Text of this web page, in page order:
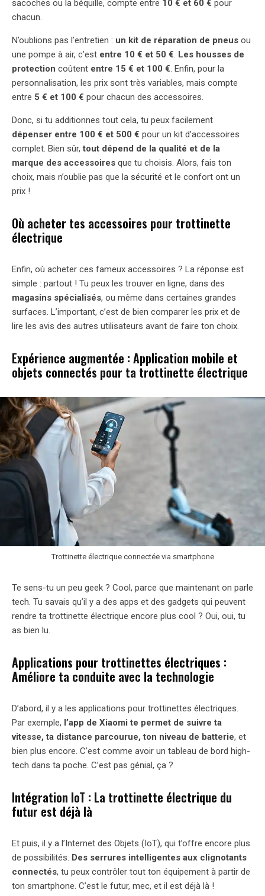
sacoches ou la béquille, compte entre 10 € et 60 € pour
chacun.
N’oublions pas l’entretien : un kit de réparation de pneus ou
une pompe à air, c’est entre 10 € et 50 €. Les housses de
protection coûtent entre 15 € et 100 €. Enfin, pour la
personnalisation, les prix sont très variables, mais compte
entre 5 € et 100 € pour chacun des accessoires.
Donc, si tu additionnes tout cela, tu peux facilement
dépenser entre 100 € et 500 € pour un kit d’accessoires
complet. Bien sûr,tout dépend de la qualité et de la
marque des accessoires que tu choisis. Alors, fais ton
choix, mais n’oublie pas que la sécurité et le confort ont un
prix !
Où acheter tes accessoires pour trottinette
électrique
Enfin, où acheter ces fameux accessoires ? La réponse est
simple : partout ! Tu peux les trouver en ligne, dans des
magasins spécialisés, ou même dans certaines grandes
surfaces. L’important, c’est de bien comparer les prix et de
lire les avis des autres utilisateurs avant de faire ton choix.
Expérience augmentée : Application mobile et
objets connectés pour ta trottinette électrique
Trottinette électrique connectée via smartphone
Te sens-tu un peu geek ? Cool, parce que maintenant on parle
tech. Tu savais qu’il y a des apps et des gadgets qui peuvent
rendre ta trottinette électrique encore plus cool ? Oui, oui, tu
as bien lu.
Applications pour trottinettes électriques :
Améliore ta conduite avec la technologie
D’abord, il y a les applications pour trottinettes électriques.
Par exemple, l’app de Xiaomi te permet de suivre ta
vitesse, ta distance parcourue, ton niveau de batterie, et
bien plus encore. C’est comme avoir un tableau de bord high-
tech dans ta poche. C’est pas génial, ça ?
Intégration IoT : La trottinette électrique du
futur est déjà là
Et puis, il y a l’Internet des Objets (IoT), qui t’offre encore plus
de possibilités. Des serrures intelligentes aux clignotants
connectés, tu peux contrôler tout ton équipement à partir de
ton smartphone. C’est le futur, mec, et il est déjà là !